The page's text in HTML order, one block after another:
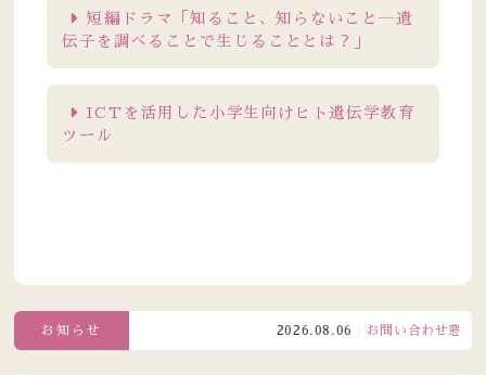
短編ドラマ「知ること、知らないこと―遺
伝子を調べることで生じることとは？」
ICTを活用した小学生向けヒト遺伝学教育
ツール
お知らせ 2026.08.06 お問い合わせ窓口